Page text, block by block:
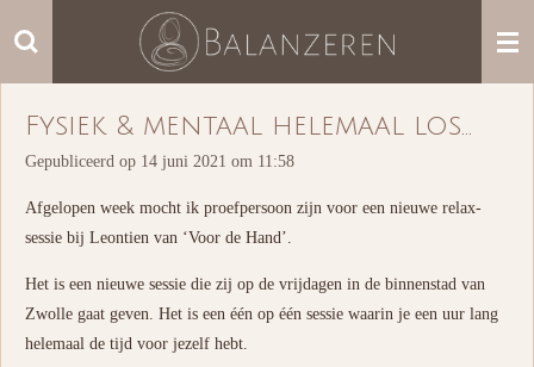
direct
naar
deFysiek & mentaal helemaal los...
Gepubliceerd op 14 juni 2021 om 11:58
Afgelopen week mocht ik proefpersoon zijn voor een nieuwe relax-
sessie bij Leontien van ‘Voor de Hand’.
Het is een nieuwe sessie die zij op de vrijdagen in de binnenstad van
Zwolle gaat geven. Het is een één op één sessie waarin je een uur lang
helemaal de tijd voor jezelf hebt.